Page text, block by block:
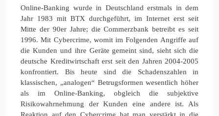
Online-Banking wurde in Deutschland erstmals in dem
Jahr 1983 mit BTX durchgeführt, im Internet erst seit
Mitte der 90er Jahre; die Commerzbank betreibt es seit
1996. Mit Cybercrime, womit im Folgenden Angriffe auf
die Kunden und ihre Geräte gemeint sind, sieht sich die
deutsche Kreditwirtschaft erst seit den Jahren 2004-2005
konfrontiert. Bis heute sind die Schadenszahlen in
klassischen, „analogen“ Betrugsformen wesentlich höher
als im Online-Banking, obgleich die subjektive
Risikowahrnehmung der Kunden eine andere ist. Als